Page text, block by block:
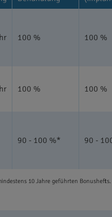
100 % 100 %
100 % 100 %
90 - 100 %* 90 -
10 Jahre geführten Bonushefts.